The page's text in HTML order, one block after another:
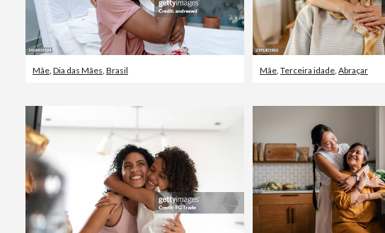
Mãe Dia das Mães Brasil Mãe Terceira idade Abraçar